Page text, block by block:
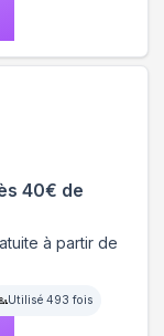
40€ de
à partir de
Utilisé 493 fois